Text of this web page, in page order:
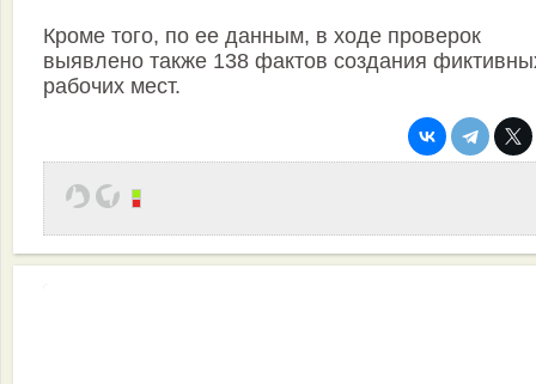
Кроме того, по ее данным, в ходе проверок
выявлено также 138 фактов создания
рабочих мест.